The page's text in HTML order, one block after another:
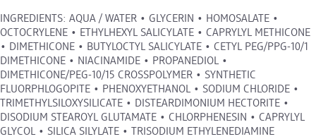
INGREDIENTS: AQUA / WATER • GLYCERIN • HOMOSALATE •
OCTOCRYLENE • ETHYLHEXYL SALICYLATE • CAPRYLYL METHICONE
• DIMETHICONE • BUTYLOCTYL SALICYLATE • CETYL PEG/PPG-10/1
DIMETHICONE • NIACINAMIDE • PROPANEDIOL •
DIMETHICONE/PEG-10/15 CROSSPOLYMER • SYNTHETIC
FLUORPHLOGOPITE • PHENOXYETHANOL • SODIUM CHLORIDE •
TRIMETHYLSILOXYSILICATE • DISTEARDIMONIUM HECTORITE •
DISODIUM STEAROYL GLUTAMATE • CHLORPHENESIN • CAPRYLYL
GLYCOL • SILICA SILYLATE • TRISODIUM ETHYLENEDIAMINE